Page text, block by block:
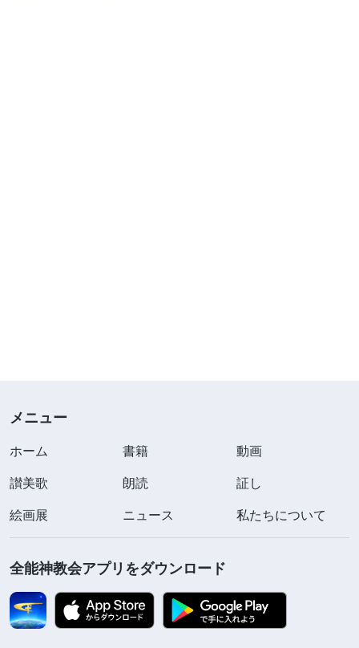
メニュー
ホーム 書籍
動画
讃美歌
朗読
証し
絵画展
ニュース 私たちについて
全能神教会アプリをダウンロード